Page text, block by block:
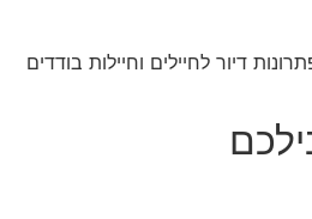
דיור לחיילים וחיילות בודדים